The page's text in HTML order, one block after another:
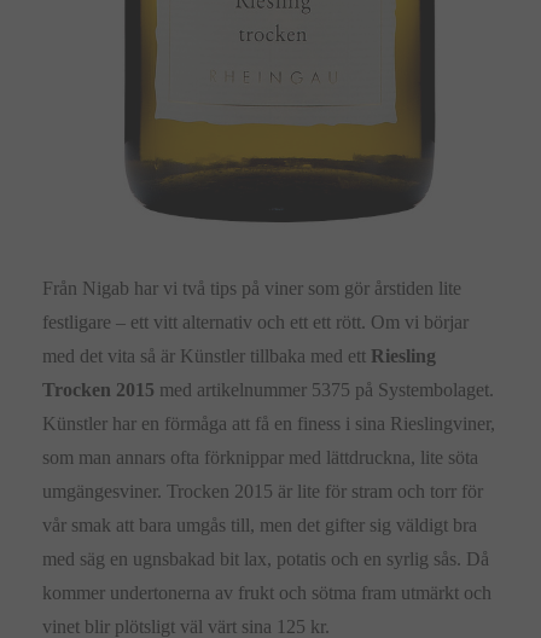
Från Nigab har vi två tips på viner som gör årstiden lite
festligare – ett vitt alternativ och ett ett rött. Om vi börjar
med det vita så är Künstler tillbaka med ett Riesling
Trocken 2015 med artikelnummer 5375 på Systembolaget.
Künstler har en förmåga att få en finess i sina Rieslingviner,
som man annars ofta förknippar med lättdruckna, lite söta
umgängesviner. Trocken 2015 är lite för stram och torr för
vår smak att bara umgås till, men det gifter sig väldigt bra
med säg en ugnsbakad bit lax, potatis och en syrlig sås. Då
kommer undertonerna av frukt och sötma fram utmärkt och
vinet blir plötsligt väl värt sina 125 kr.